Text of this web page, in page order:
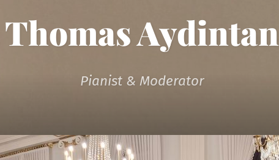
Thomas Aydintan
Pianist & Moderator